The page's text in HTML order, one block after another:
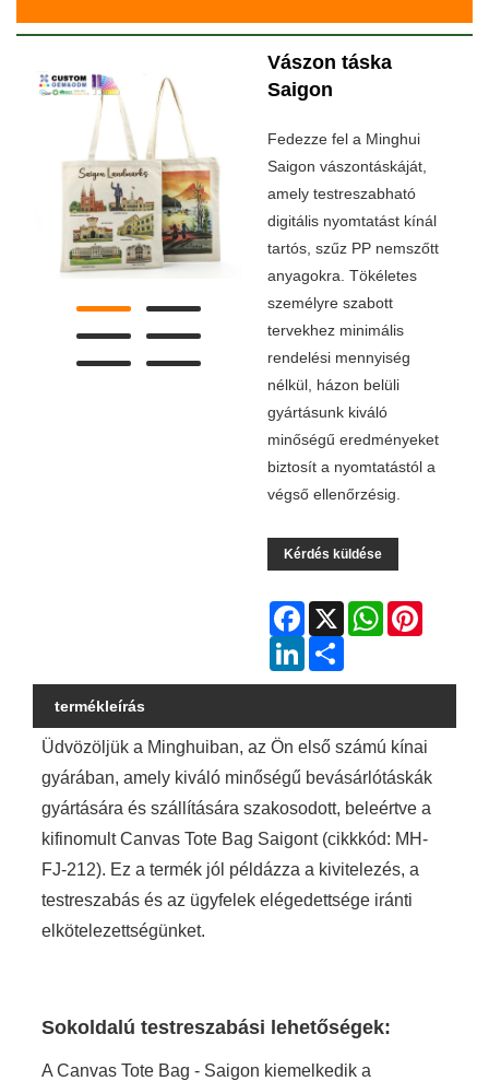
Vászon táska
Saigon
Fedezze fel a Minghui
Saigon vászontáskáját,
amely testreszabható
digitális nyomtatást kínál
tartós, szűz PP nemszőtt
anyagokra. Tökéletes
személyre szabott
tervekhez minimális
rendelési mennyiség
nélkül, házon belüli
gyártásunk kiváló
minőségű eredményeket
biztosít a nyomtatástól a
végső ellenőrzésig.
Kérdés küldése
Facebook
X WhatsApp
LinkedIn
termékleírás
Üdvözöljük a Minghuiban, az Ön első számú kínai
gyárában, amely kiváló minőségű bevásárlótáskák
gyártására és szállítására szakosodott, beleértve a
kifinomult Canvas Tote Bag Saigont (cikkkód: MH-
FJ-212). Ez a termék jól példázza a kivitelezés, a
testreszabás és az ügyfelek elégedettsége iránti
elkötelezettségünket.
Sokoldalú testreszabási lehetőségek:
A Canvas Tote Bag - Saigon kiemelkedik a